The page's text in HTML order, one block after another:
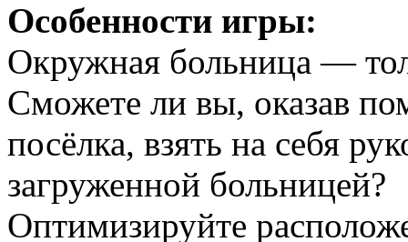
Особенности игры:
Окружная больница —
Сможете ли вы, оказав
посёлка, взять на себя
загруженной больницей?
Оптимизируйте